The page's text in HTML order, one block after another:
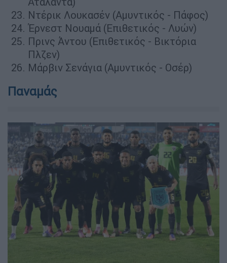
Ντέρικ Λουκασέν (Αμυντικός - Πάφος)
Έρνεστ Νουαμά (Επιθετικός - Λυών)
Πρινς Άντου (Επιθετικός - Βικτόρια
Πλζεν)
Μάρβιν Σενάγια (Αμυντικός - Οσέρ)
Παναμάς